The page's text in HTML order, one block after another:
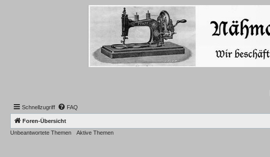
Schnellzugriff FAQ
Foren-Übersicht
Unbeantwortete Themen
Aktive Themen